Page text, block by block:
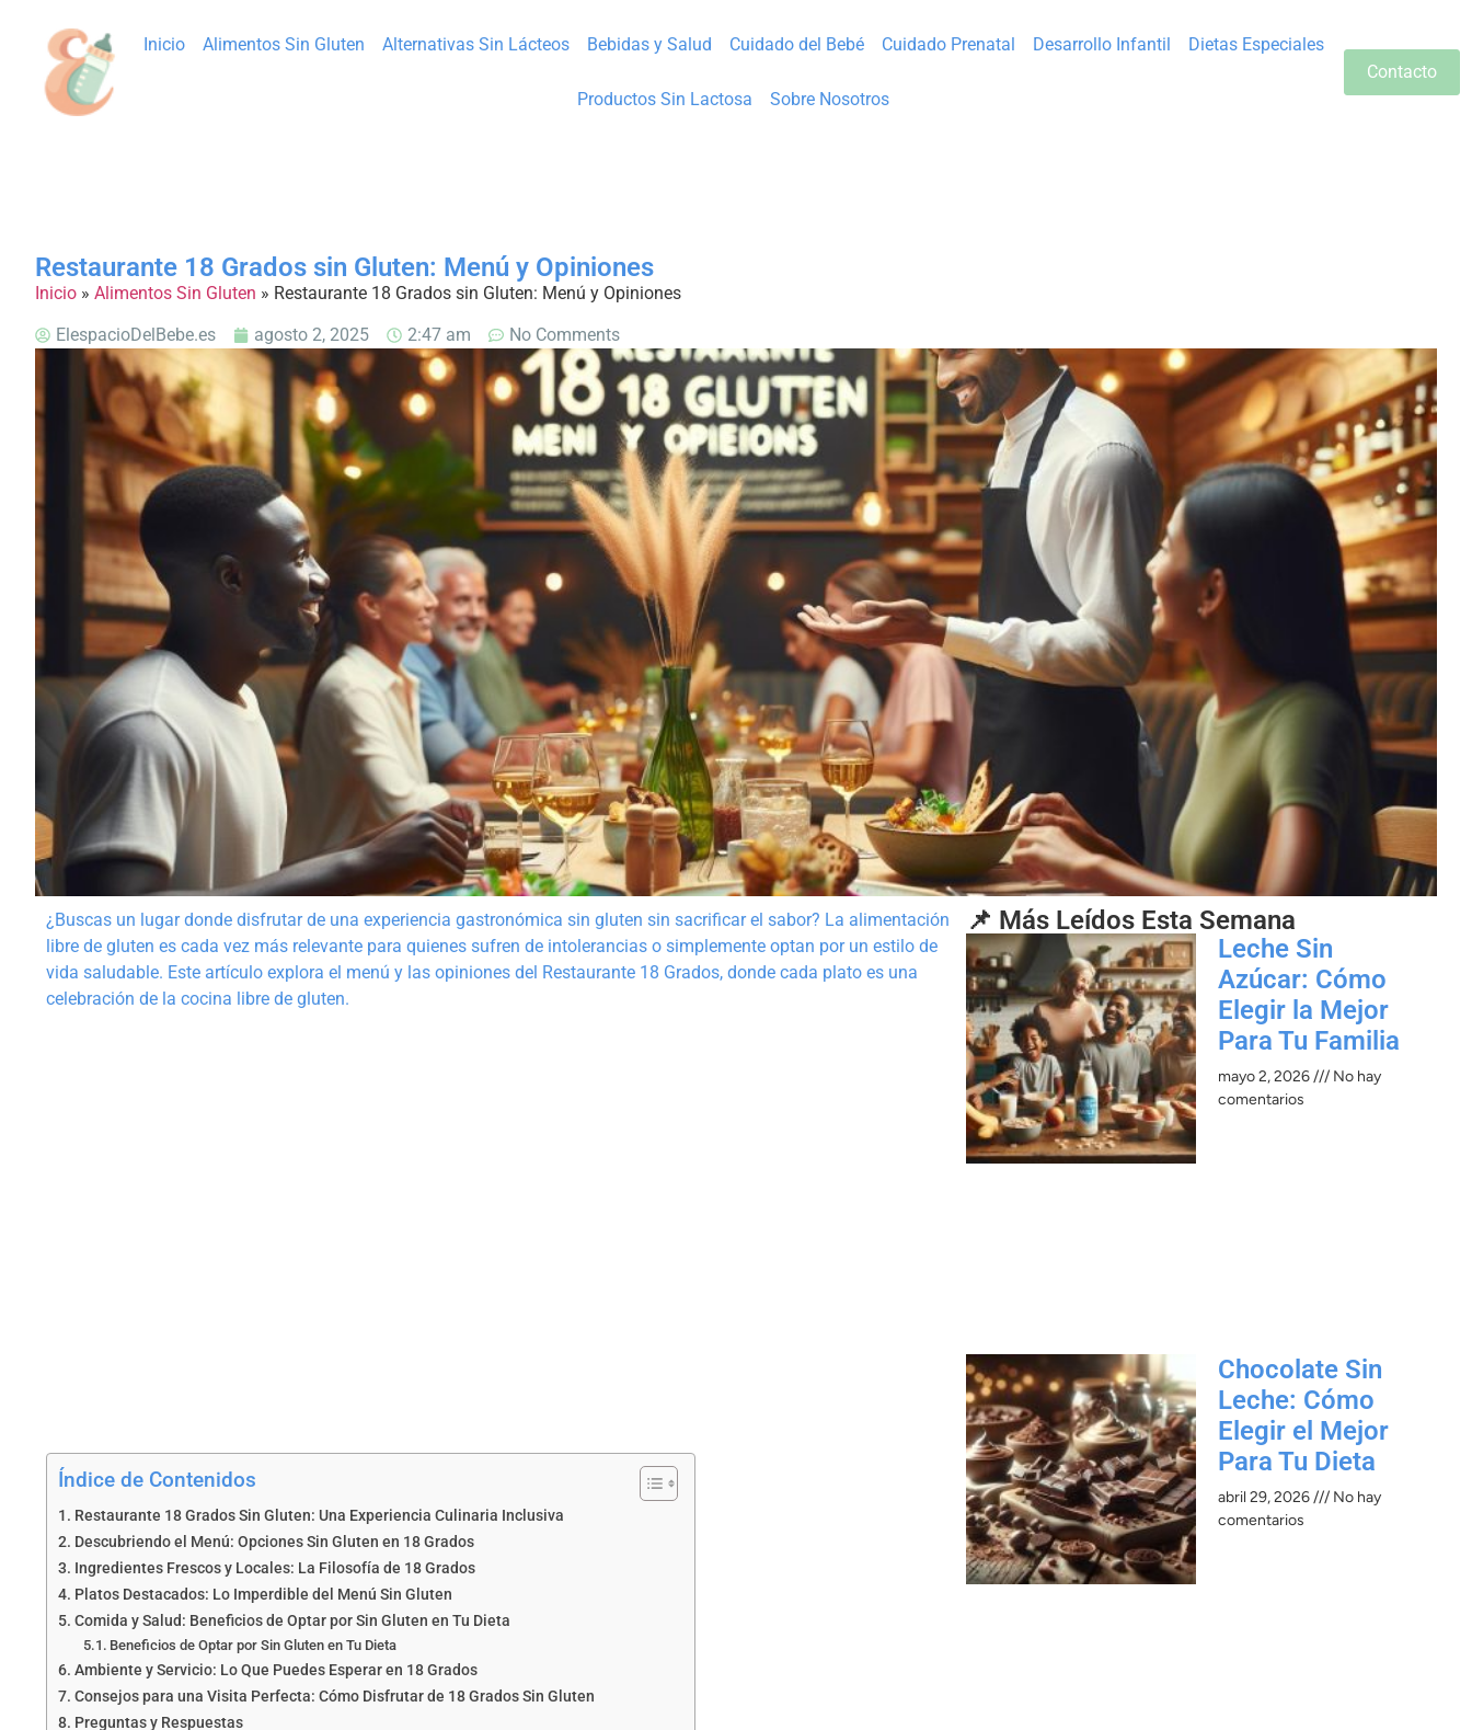
Inicio Alimentos Sin Gluten Alternativas Sin Lácteos Bebidas y Salud Cuidado del Bebé Cuidado Prenatal Desarrollo Infantil Dietas Especiales
Productos Sin Lactosa Sobre Nosotros
Contacto
Restaurante 18 Grados sin Gluten: Menú y Opiniones
Inicio » Alimentos Sin Gluten » Restaurante 18 Grados sin Gluten: Menú y Opiniones
ElespacioDelBebe.es agosto 2, 2025 2:47 am No Comments
¿Buscas un lugar donde disfrutar de una experiencia gastronómica sin gluten sin sacrificar el sabor? La alimentación
libre de gluten es cada vez más relevante para quienes sufren de intolerancias o simplemente optan por un estilo de
vida saludable. Este artículo explora el menú y las opiniones del Restaurante 18 Grados, donde cada plato es una
celebración de la cocina libre de gluten.
Índice de Contenidos
Restaurante 18 Grados Sin Gluten: Una Experiencia Culinaria Inclusiva
Descubriendo el Menú: Opciones Sin Gluten en 18 Grados
Ingredientes Frescos y Locales: La Filosofía de 18 Grados
Platos Destacados: Lo Imperdible del Menú Sin Gluten
Comida y Salud: Beneficios de Optar por Sin Gluten en Tu Dieta
Beneficios de Optar por Sin Gluten en Tu Dieta
Ambiente y Servicio: Lo Que Puedes Esperar en 18 Grados
Consejos para una Visita Perfecta: Cómo Disfrutar de 18 Grados Sin Gluten
Preguntas y Respuestas
📌 Más Leídos Esta Semana
Leche Sin
Azúcar: Cómo
Elegir la Mejor
Para Tu Familia
mayo 2, 2026
No hay
comentarios
Chocolate Sin
Leche: Cómo
Elegir el Mejor
Para Tu Dieta
abril 29, 2026
No hay
comentarios